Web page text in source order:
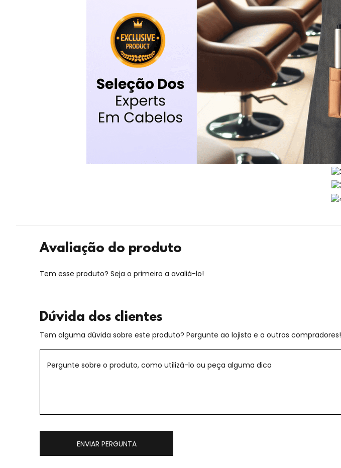
Avaliação do produto
Tem esse produto? Seja o primeiro a avaliá-lo!
Dúvida dos clientes
Tem alguma dúvida sobre este produto? Pergunte ao lojista e a outros compradores!
ENVIAR PERGUNTA